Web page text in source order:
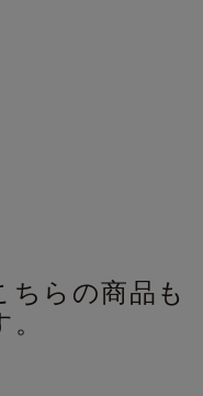
ちらの商品も